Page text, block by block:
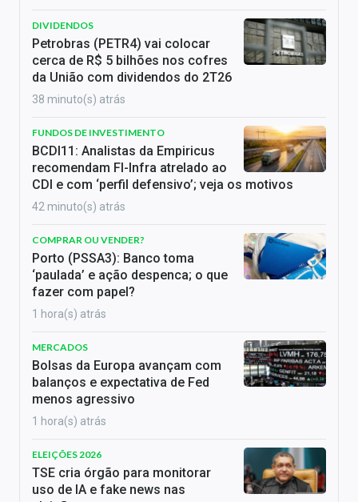
DIVIDENDOS
Petrobras (PETR4) vai colocar
cerca de R$ 5 bilhões nos cofres
da União com dividendos do 2T26
38 minuto(s) atrás
FUNDOS DE INVESTIMENTO
BCDI11: Analistas da Empiricus
recomendam FI-Infra atrelado ao
CDI e com ‘perfil defensivo’; veja os motivos
42 minuto(s) atrás
COMPRAR OU VENDER?
Porto (PSSA3): Banco toma
‘paulada’ e ação despenca; o que
fazer com papel?
1 hora(s) atrás
MERCADOS
Bolsas da Europa avançam com
balanços e expectativa de Fed
menos agressivo
1 hora(s) atrás
ELEIÇÕES 2026
TSE cria órgão para monitorar
uso de IA e fake news nas